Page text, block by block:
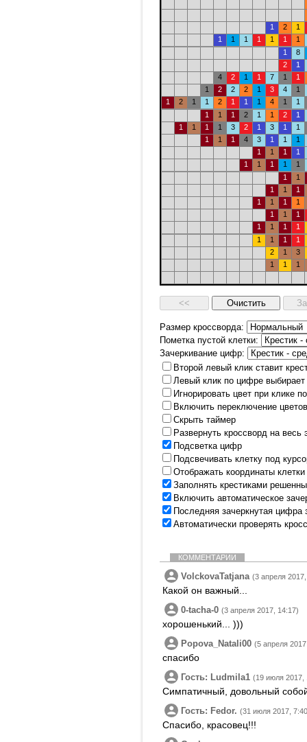
1 2
1
1
1 1 1 1 1
1
1
8
2
1
4
2 1 1 7 1
1
1
2 2 2 1 3 4
1
1
2 1 1 2 1 1 1 4 1
1
1
1 1 2 1 1 2
1
1
1 1 1 3 2 1 3 1
1
1
1 1 4 3 1 1
1
1
1 1
1
1
1 1 1
1
1
1
1
1
1
1
1 1
1
1
1
1
1
1 1
1
1
1 1
1
2
1
3
1
1 1
Размер кроссворда:
Пометка пустой клетки:
Зачеркивание цифр:
Второй левый клик ставит
Левый клик по цифре выбирает
Игнорировать цвет при клике
Включить переключение
Скрыть таймер
Развернуть кроссворд на
Подсветка цифр
Подсвечивать клетку под
Отображать координаты
Заполнять крестиками
Включить автоматическое
Последняя зачеркнутая цифра
Автоматически проверять
КОММЕНТАРИИ
VolckovaTatjana (3 апреля
Какой он важный...
0-tacha-0 (3 апреля 2017, 14:17)
хорошенький... )))
Popova_Natali00 (5 апреля
спасибо
Гость: Ludmila1 (19 июля 2017,
Симпатичный, довольный
Гость: Fedor. (31 июля 2017,
Спасибо, красовец!!!